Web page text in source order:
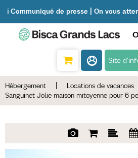
ℹ️ Communiqué de presse | On vous
Site
Hébergement Locations de vacances
Sanguinet Jolie maison mitoyenne pour 6